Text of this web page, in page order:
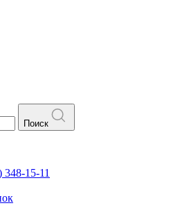
Поиск
348-15-11